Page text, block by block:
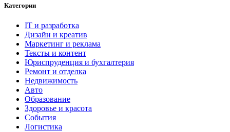
Категории
IT и разработка
Дизайн и креатив
Маркетинг и реклама
Тексты и контент
Юриспруденция и бухгалтерия
Ремонт и отделка
Недвижимость
Авто
Образование
Здоровье и красота
События
Логистика